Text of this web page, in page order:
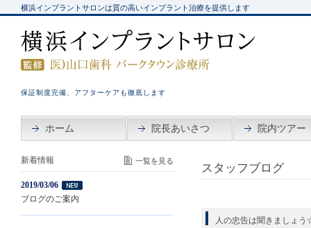
横浜インプラントサロンは質の高いインプラント治療を提供します
保証制度完備、アフターケアも徹底します
ホーム 院長あいさつ 院内ツアー
スタッフブログ
人の忠告は聞きましょ
新着情報 一覧を見る
2019/03/06
ブログのご案内